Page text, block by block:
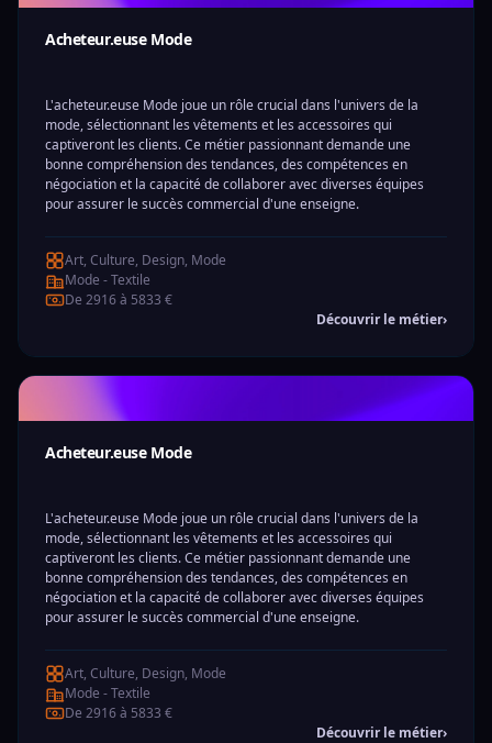
Acheteur.euse Mode
L'acheteur.euse Mode joue un rôle crucial dans l'univers de la
mode, sélectionnant les vêtements et les accessoires qui
captiveront les clients. Ce métier passionnant demande une
bonne compréhension des tendances, des compétences en
négociation et la capacité de collaborer avec diverses équipes
pour assurer le succès commercial d'une enseigne.
Art, Culture, Design, Mode
Mode - Textile
De 2916 à 5833 €
Découvrir le métier›
Acheteur.euse Mode
L'acheteur.euse Mode joue un rôle crucial dans l'univers de la
mode, sélectionnant les vêtements et les accessoires qui
captiveront les clients. Ce métier passionnant demande une
bonne compréhension des tendances, des compétences en
négociation et la capacité de collaborer avec diverses équipes
pour assurer le succès commercial d'une enseigne.
Art, Culture, Design, Mode
Mode - Textile
De 2916 à 5833 €
Découvrir le métier›